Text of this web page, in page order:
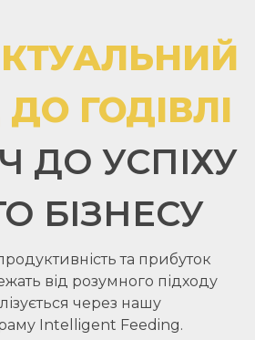
ДО ГОДІВЛІ
ДО УСПІХУ
БІЗНЕСУ
та прибуток
від розумного підходу
через нашу
Intelligent Feeding.